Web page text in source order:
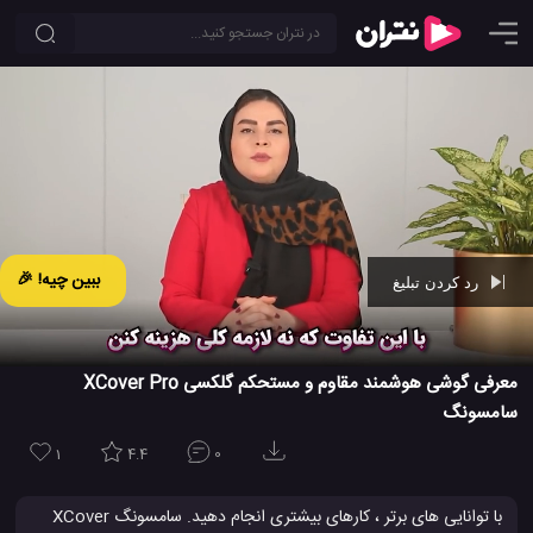
ببین چیه! 🎉
Ad -01:28
معرفی گوشی هوشمند مقاوم و مستحکم گلکسی XCover Pro
سامسونگ
1 4.4 0
با توانایی های برتر ، کارهای بیشتری انجام دهید. سامسونگ XCover